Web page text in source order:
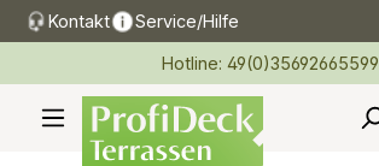
springen
Kontakt Service/Hilfe
Hotline: 49(0)35692665599